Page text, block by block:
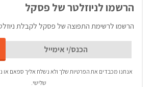
הרשמו לניוזלטר של פסקל
הרשמו לרשימת התפוצה של פסקל לקבלת
אנחנו מכבדים את הפרטיות שלך ולא נשלח אליך ספאם או
שלישי.